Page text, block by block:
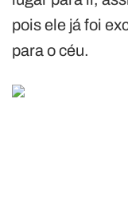
pois ele já foi
para o céu.